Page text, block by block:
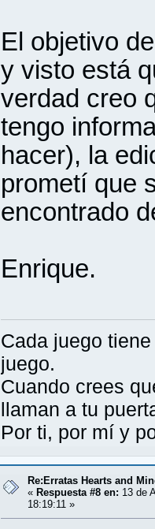
El objetivo
y visto está
verdad creo
tengo
hacer), la
prometí que
encontrado
Enrique.
Cada juego
juego.
Cuando crees
llaman a tu
Por ti, por mí y
Re:Erratas Hearts and
« Respuesta #8 en: 13 de
18:19:11 »